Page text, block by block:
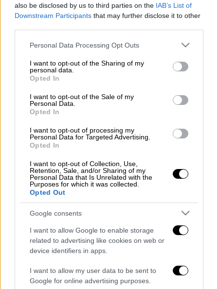
also be disclosed by us to third parties on the IAB’s List of
Downstream Participants that may further disclose it to other
Please note that this website/app uses one or more Google
not limited to your visit or usage behaviour. You may click to
grant or deny consent to Google and its third-party tags to
use your data for below specified purposes in below Google
consent section.
Personal Data Processing Opt Outs
I want to opt-out of the Sharing of my
personal data.
Opted In
I want to opt-out of the Sale of my
Personal Data.
Opted In
I want to opt-out of processing my
Personal Data for Targeted Advertising.
Opted In
I want to opt-out of Collection, Use,
Retention, Sale, and/or Sharing of my
Personal Data that Is Unrelated with the
Purposes for which it was collected.
Opted Out
Google consents
I want to allow Google to enable storage
related to advertising like cookies on web or
device identifiers in apps.
I want to allow my user data to be sent to
Google for online advertising purposes.
Λεφτά και διάθεση για ξενύχτι να έχετε και
για φέτος και τουλάχιστον 16 από τα
Διαβάστε περισσότερα μ' ένα κλικ στο
exodos.com.gr
ΕΘΝΟΣ θα παρεμβαίνει και τα προσβλητικά σχόλια θα
διαγράφονται
καταχώρηση
Διαβάστε ακόμη